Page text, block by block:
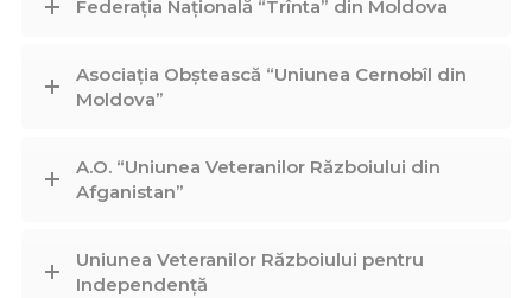
Federația Națională “Trînta” din Moldova
Asociația Obștească “Uniunea Cernobîl din
Moldova”
A.O. “Uniunea Veteranilor Războiului din
Afganistan”
Uniunea Veteranilor Războiului pentru
Independență